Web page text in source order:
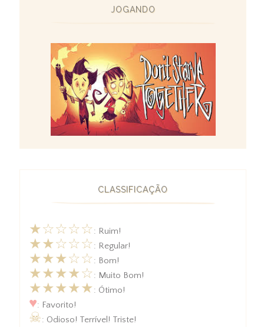
JOGANDO
CLASSIFICAÇÃO
★☆☆☆☆: Ruim!
★★☆☆☆: Regular!
★★★☆☆: Bom!
★★★★☆: Muito Bom!
★★★★★: Ótimo!
♥: Favorito!
☠: Odioso! Terrível! Triste!